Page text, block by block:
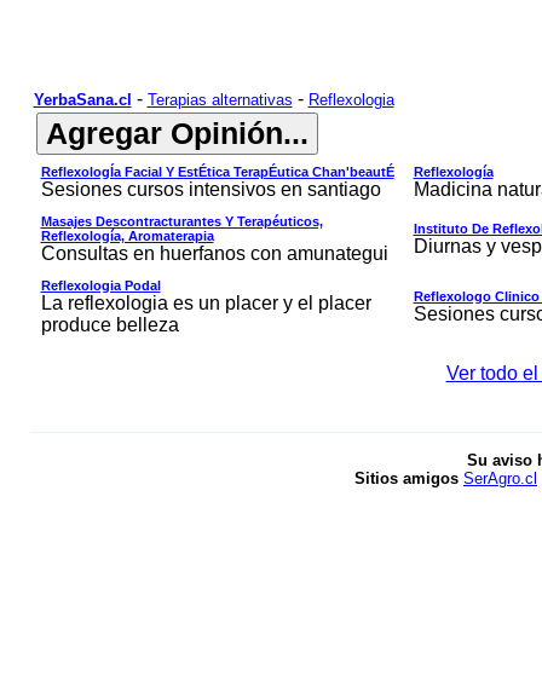
YerbaSana.cl - Terapias alternativas - Reflexologia
ReflexologÍa Facial Y EstÉtica TerapÉutica Chan'beautÉ
Sesiones cursos intensivos en santiago
Reflexología
Madicina
Masajes Descontracturantes Y Terapéuticos,
Reflexología, Aromaterapia
Consultas en huerfanos con amunategui
Instituto De
Diurnas y
Reflexologia Podal
La reflexologia es un placer y el placer
produce belleza
Reflexologo Clinico
Sesiones
Ver todo
Su aviso
Sitios amigos SerAgro.cl